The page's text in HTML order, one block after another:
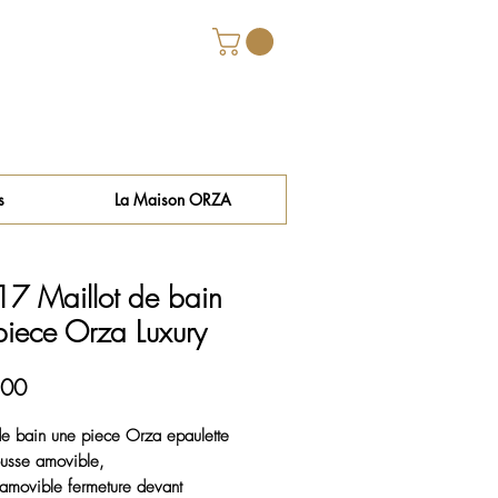
La Maison ORZA
Maillot de bain
Orza Luxury
Price
bain une piece Orza epaulette
amovible,
fermeture devant